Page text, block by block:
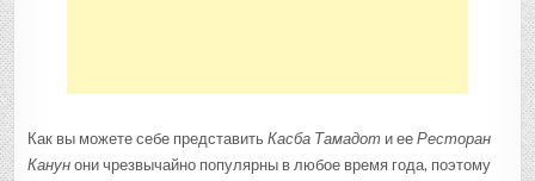
Как вы можете себе представитьКасба Тамадот и ееРесторан
Канунони чрезвычайно популярны в любое время года, поэтому